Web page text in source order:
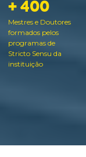
+ 400
Mestres e Doutores
formados pelos
programas de
Stricto Sensu da
instituição